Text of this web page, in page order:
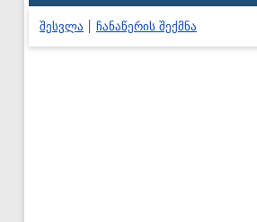
შესვლა ჩანაწერის შექმნა